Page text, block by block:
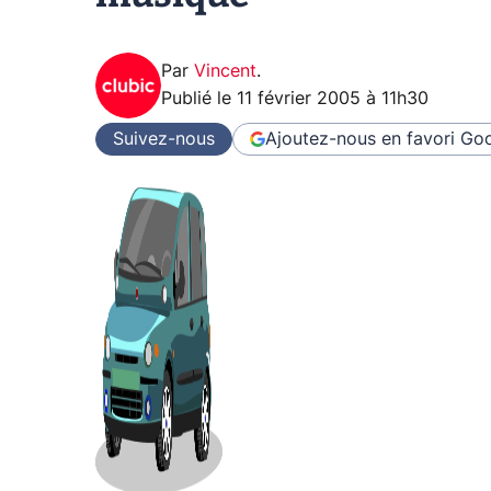
Par Vincent.
Publié le 11 février 2005 à 11h30
Suivez-nous Ajoutez-nous en favori